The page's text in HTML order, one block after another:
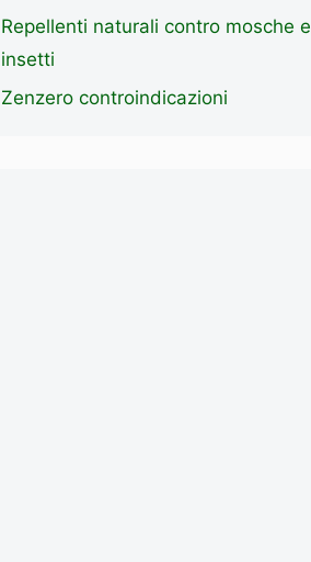
Repellenti naturali contro mosche e
insetti
Zenzero controindicazioni